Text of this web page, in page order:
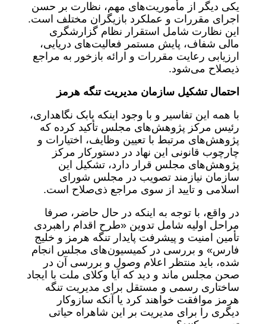
یکی دیگر از مأموریت‌های مهم، نظارت بر حسن
اجرای مقررات و عملکرد بازیگران مختلف است.
این نظارت شامل استقرار نظام گزارشگری
مالی شفاف، پایش مستمر فعالیت‌های دریایی،
ارزیابی رعایت مقررات و ارائه بازخور به مراجع
ذیصلاح می‌شود.
احتمال تشکیل سازمان مدیریت تنگه هرمز
با همه این تفاسیر و با وجود اینکه بابک نگاهداری،
رئیس مرکز پژوهش‌های مجلس تأکید کرده که
پژوهش‌های مرتبط با تعیین وظایف، اختیارات و
چارچوب قانونی این نهاد در دستورکار مرکز
پژوهش‌های مجلس قرار دارد، تشکیل این
سازمان نیازمند تصویب در مجلس شورای
اسلامی و تایید از سوی مراجع ذی‌صلاح است.
در واقع، با توجه به اینکه در حال حاضر، صرفا
مراحل اولیه شامل تدوین «طرح اقدام راهبردی
تأمین امنیت و پیشرفت پایدار تنگه هرمز و خلیج
فارس» و بررسی در کمیسیون‌های مجلس انجام
شده، باید منتظر اعلام وصول و بررسی آن در
صحن مجلس ماند و دید که آیا وکلای ملت با ایجاد
ساختاری رسمی و مستقل برای مدیریت تنگه
هرمز موافقت خواهند کرد یا آنکه سازوکار
دیگری را برای مدیریت بر این شاهراه حیاتی